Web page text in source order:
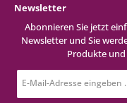
Newsletter
Abonnieren Sie jetzt
Newsletter und Sie
Produkte